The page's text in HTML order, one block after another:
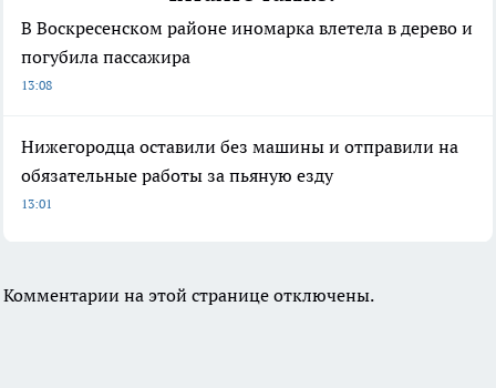
В Воскресенском районе иномарка влетела в дерево и
погубила пассажира
13:08
Нижегородца оставили без машины и отправили на
обязательные работы за пьяную езду
13:01
Комментарии на этой странице отключены.